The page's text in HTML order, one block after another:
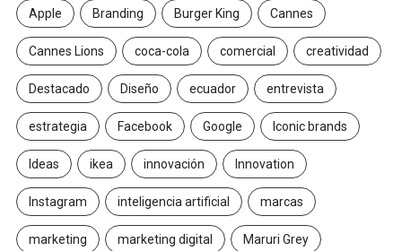
Apple Branding Burger King Cannes
Cannes Lions coca-cola comercial creatividad
Destacado Diseño ecuador entrevista
estrategia Facebook Google Iconic brands
Ideas ikea innovación Innovation
Instagram inteligencia artificial marcas
marketing marketing digital Maruri Grey